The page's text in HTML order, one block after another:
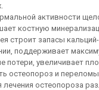
активности
костную
строит запасы
поддерживает
потери, увеличивает
остеопороз и переломы
остеопороза